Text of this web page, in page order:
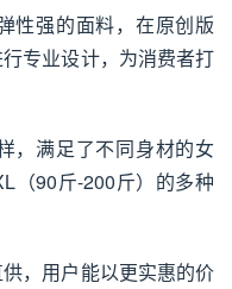
性强的面料，在原创版
专业设计，为消费者打
，满足了不同身材的女
（90斤-200斤）的多种
，用户能以更实惠的价